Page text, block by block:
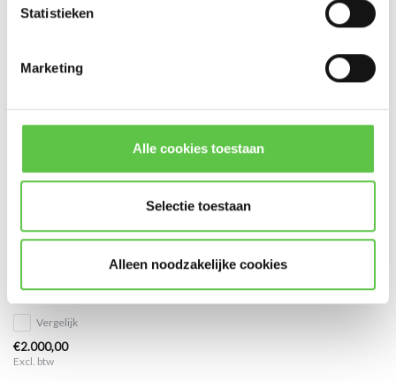
Statistieken
Marketing
Alle cookies toestaan
Selectie toestaan
Alleen noodzakelijke cookies
Cisco Meraki MX68W Enterprise
Vergelijk
€2.000,00
Excl. btw
Abonneer
* Lees hier de wettelijke beperkingen